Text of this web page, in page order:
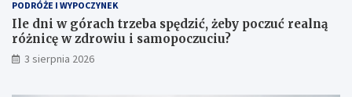
PODRÓŻE I WYPOCZYNEK
Ile dni w górach trzeba spędzić, żeby poczuć realną
różnicę w zdrowiu i samopoczuciu?
3 sierpnia 2026